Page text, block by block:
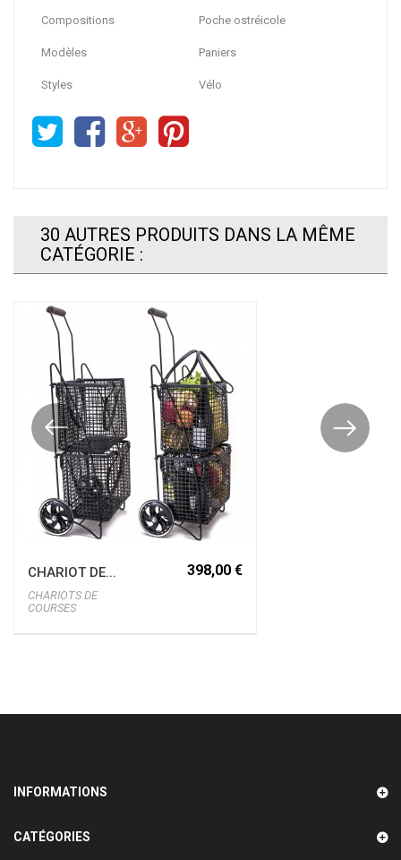
Compositions Poche ostréicole
Modèles Paniers
Styles Vélo
30 AUTRES PRODUITS DANS LA MÊME
CATÉGORIE :
CHARIOT DE...
CHARIOTS DE
COURSES
398,00 €
INFORMATIONS
CATÉGORIES